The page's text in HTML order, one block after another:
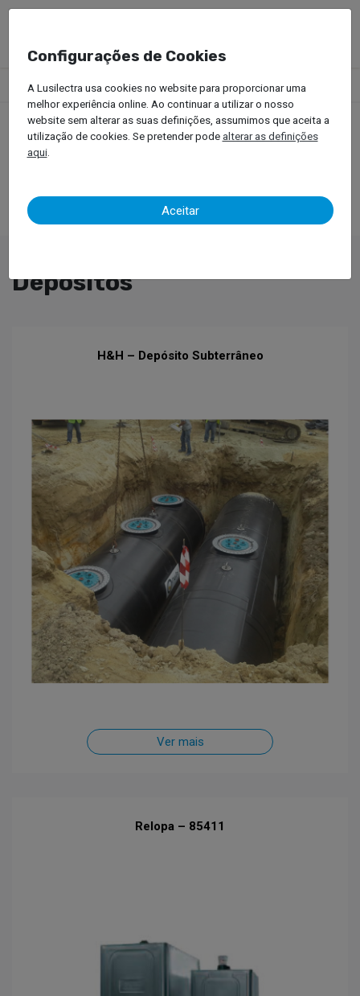
Produtos Equipamentos Oficinais Óleos Depósitos
Depósitos
H&H – Depósito Subterrâneo
Ver mais
Relopa – 85411
Configurações de Cookies
A Lusilectra usa cookies no website para proporcionar uma
melhor experiência online. Ao continuar a utilizar o nosso
website sem alterar as suas definições, assumimos que aceita a
utilização de cookies. Se pretender podealterar as definições
aqui.
Aceitar